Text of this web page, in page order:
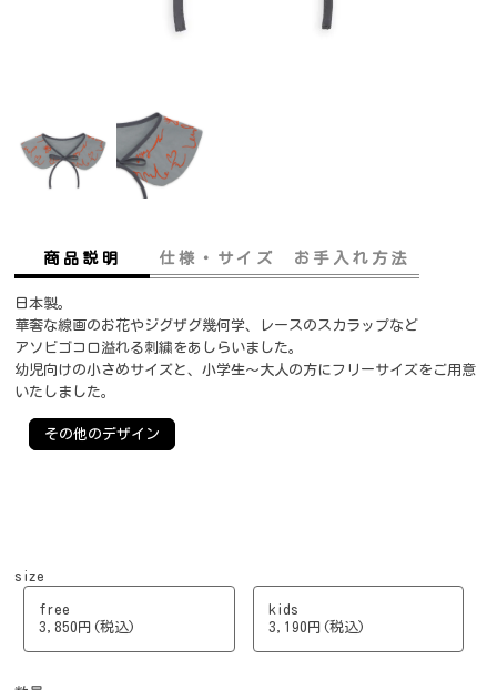
商品説明 仕様・サイズ お手入れ方法
日本製。
華奢な線画のお花やジグザグ幾何学、レースのスカラップなど
アソビゴコロ溢れる刺繍をあしらいました。
幼児向けの小さめサイズと、小学生～大人の方にフリーサイズをご用意
いたしました。
その他のデザイン
size
free
3,850円(税込)
kids
3,190円(税込)